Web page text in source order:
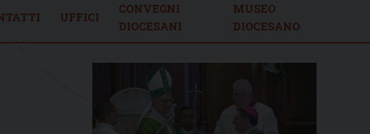
UFFICI
CONVEGNI
DIOCESANI
MUSEO
DIOCESANO